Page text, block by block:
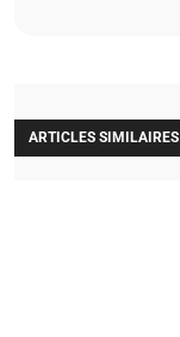
ARTICLES SIMILAIRES